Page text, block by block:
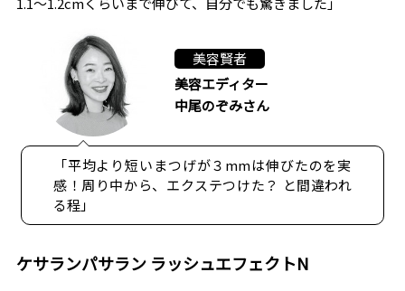
美容賢者
美容エディター
中尾のぞみさん
「平均より短いまつげが３mmは伸びたのを実
感！周り中から、エクステつけた？ と間違われ
る程」
ケサランパサラン ラッシュエフェクトN